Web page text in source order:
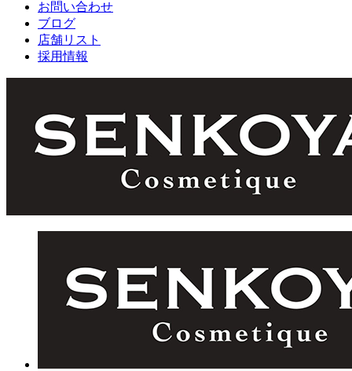
お問い合わせ
ブログ
店舗リスト
採用情報